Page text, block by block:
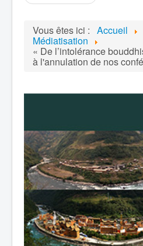
Vous êtes ici : Accueil
Médiatisation
« De l’intolérance
à l'annulation de nos